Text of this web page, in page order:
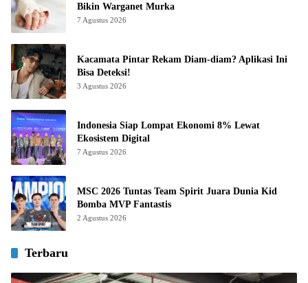
Bikin Warganet Murka
7 Agustus 2026
Kacamata Pintar Rekam Diam-diam? Aplikasi Ini
Bisa Deteksi!
3 Agustus 2026
Indonesia Siap Lompat Ekonomi 8% Lewat
Ekosistem Digital
7 Agustus 2026
MSC 2026 Tuntas Team Spirit Juara Dunia Kid
Bomba MVP Fantastis
2 Agustus 2026
Terbaru